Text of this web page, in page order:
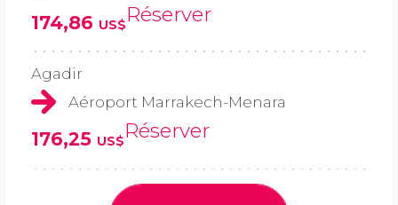
174,86 US$Réserver
Agadir
Aéroport Marrakech-Menara
176,25 US$Réserver